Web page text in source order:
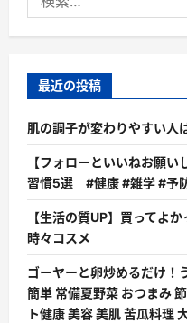
最
安
す
究
極
の
旅
術
に
つ
い
て
に
読
む
索:
最近の投稿
肌の調子が変わりやすい人
【フォローといいねお願い
習慣5選 #健康 #雑学 #予
【生活の質UP】買ってよ
時々コスメ
ゴーヤーと卵炒めるだけ！
簡単 常備夏野菜 おつまみ
ト健康 美容 美肌 苦瓜料理